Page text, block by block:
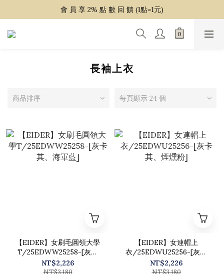
~ 單 筆 消 費 滿 $ 1 5 0 0 免 運 費 ~
會 員 享 2% 點 數 回 饋 (1點=1元)
~ 單 筆 消 費 滿 $ 1 5 0 0 免 運 費 ~
長袖上衣
商品排序 每頁顯示 24 個
【EIDER】女刷毛圓領大學
T/25EDWW25258-[灰卡
其、海軍藍]
NT$2,226
NT$3,180
【EIDER】女連帽上
衣/25EDWU25256-[灰卡
其、煙燻粉]
NT$2,226
NT$3,180